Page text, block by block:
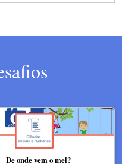
De onde vem o mel?